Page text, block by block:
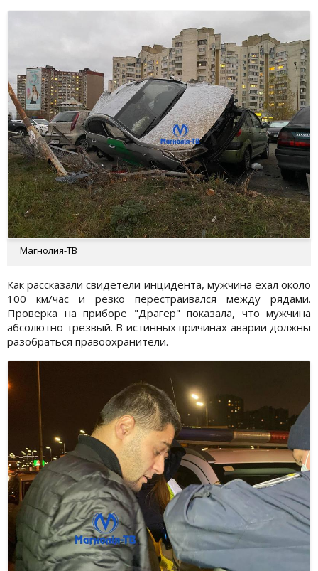
Магнолия-ТВ
Как рассказали свидетели инцидента, мужчина ехал около
100 км/час и резко перестраивался между рядами.
Проверка на приборе "Драгер" показала, что мужчина
абсолютно трезвый. В истинных причинах аварии должны
разобраться правоохранители.